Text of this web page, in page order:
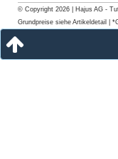
© Copyright 2026 | Hajus AG -
Grundpreise siehe Artikeldetail |